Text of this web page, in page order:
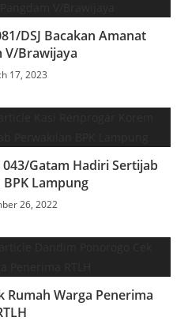
DSJ Bacakan Amanat
V/Brawijaya
17, 2023
Gatam Hadiri Sertijab
Lampung
26, 2022
Rumah Warga Penerima